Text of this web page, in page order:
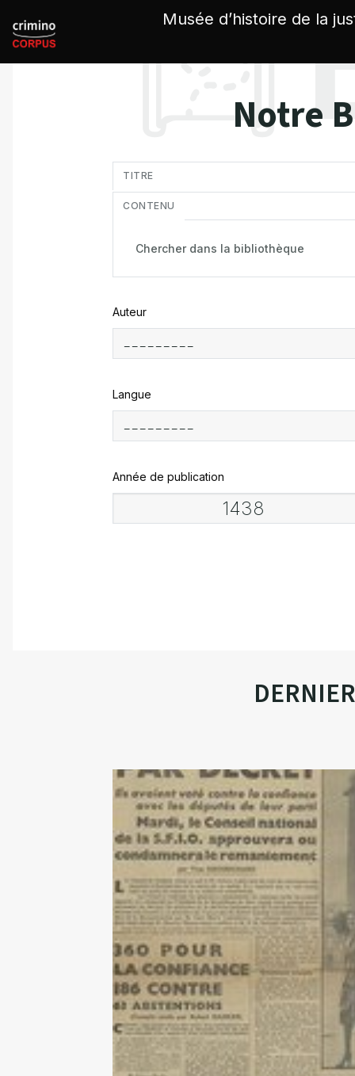
Musée d’histoire de la
Notre
TITRE
CONTENU
Auteur
Langue
Année de publication
Panneau de gestion des cookies